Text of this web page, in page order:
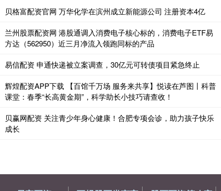
贝格富配资官网 万华化学在滨州成立新能源公司 注册资本4亿
兰州股票配资网 港股通调入消费电子核心标的，消费电子ETF易
方达（562950）近三月净流入领跑同标的产品
易信配资 申通快递被立案调查，30亿元可转债项目紧急终止
辉煌配资APP下载 【百馆千万场 服务来共享】悦读在芦图丨科普
课堂：春季“长高黄金期”，科学助长小技巧请查收！
贝赢网配资 关注青少年身心健康！合肥专项会诊，助力孩子快乐
成长